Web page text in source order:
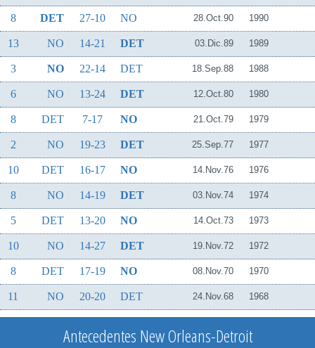
8 DET 27-10 NO 28.Oct.90 1990
13 NO 14-21 DET 03.Dic.89 1989
3 NO 22-14 DET 18.Sep.88 1988
6 NO 13-24 DET 12.Oct.80 1980
8 DET 7-17 NO 21.Oct.79 1979
2 NO 19-23 DET 25.Sep.77 1977
10 DET 16-17 NO 14.Nov.76 1976
8 NO 14-19 DET 03.Nov.74 1974
5 DET 13-20 NO 14.Oct.73 1973
10 NO 14-27 DET 19.Nov.72 1972
8 DET 17-19 NO 08.Nov.70 1970
11 NO 20-20 DET 24.Nov.68 1968
Antecedentes New Orleans-Detroit